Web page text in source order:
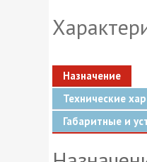
Назначение
Технические
Габаритные и